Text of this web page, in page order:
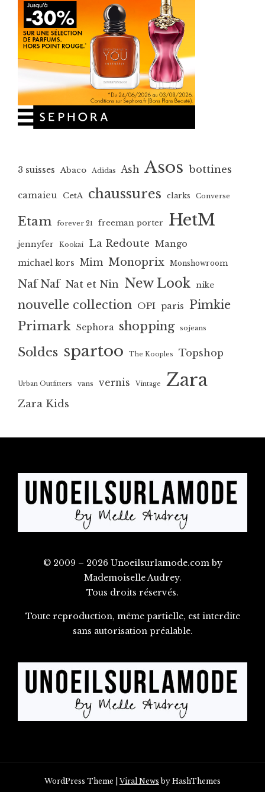
3 suisses Abaco Adidas Ash Asos bottines
camaieu CetA chaussures clarks Converse
Etam forever 21 freeman porter HetM
jennyfer Kookai La Redoute Mango
michael kors Mim Monoprix Monshowroom
Naf Naf Nat et Nin New Look nike
nouvelle collection OPI paris Pimkie
Primark Sephora shopping sojeans
Soldes spartoo The Kooples Topshop
Urban Outfitters vans vernis Vintage Zara
Zara Kids
© 2009 – 2026 Unoeilsurlamode.com by
Mademoiselle Audrey.
Tous droits réservés.
Toute reproduction, même partielle, est interdite
sans autorisation préalable.
WordPress Theme |Viral News by HashThemes